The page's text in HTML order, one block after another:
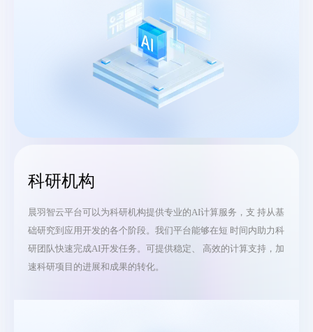
科研机构
晨羽智云平台可以为科研机构提供专业的AI计算服务，支 持从基
础研究到应用开发的各个阶段。我们平台能够在短 时间内助力科
研团队快速完成AI开发任务。可提供稳定、 高效的计算支持，加
速科研项目的进展和成果的转化。